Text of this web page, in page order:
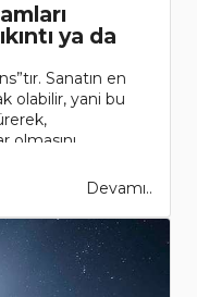
ya da
Sanatın en
olabilir, yani bu
Devamı..